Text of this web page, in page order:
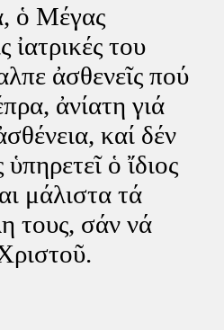
ὁ Μέγας
ἰατρικές του
ἀσθενεῖς πού
ἀνίατη γιά
καί δέν
ὁ ἴδιος
μάλιστα τά
τους, σάν νά